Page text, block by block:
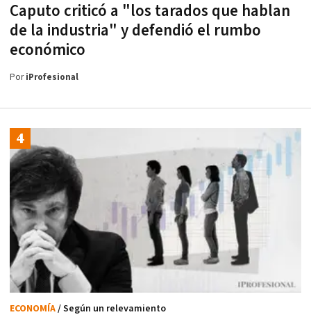
Caputo criticó a "los tarados que hablan
de la industria" y defendió el rumbo
económico
PoriProfesional
ECONOMÍA/ Según un relevamiento